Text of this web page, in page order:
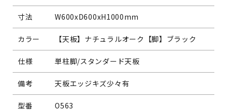
寸法 W600xD600xH1000mm
カラー 【天板】ナチュラルオーク【脚】ブラック
仕様 単柱脚/スタンダード天板
備考 天板エッジキズ少々有
型番 O563